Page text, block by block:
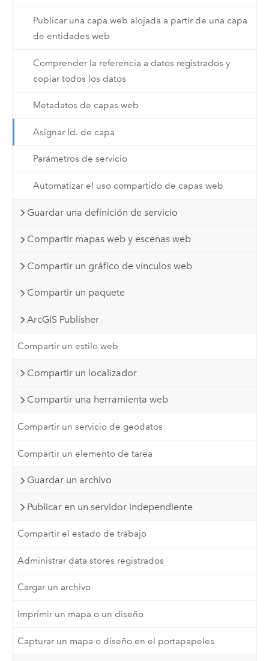
Publicar una capa web alojada a partir de una capa
de entidades web
Comprender la referencia a datos registrados y
copiar todos los datos
Metadatos de capas web
Asignar Id. de capa
Parámetros de servicio
Automatizar el uso compartido de capas web
Guardar una definición de servicio
Compartir mapas web y escenas web
Compartir un gráfico de vínculos web
Compartir un paquete
ArcGIS Publisher
Compartir un estilo web
Compartir un localizador
Compartir una herramienta web
Compartir un servicio de geodatos
Compartir un elemento de tarea
Guardar un archivo
Publicar en un servidor independiente
Compartir el estado de trabajo
Administrar data stores registrados
Cargar un archivo
Imprimir un mapa o un diseño
Capturar un mapa o diseño en el portapapeles